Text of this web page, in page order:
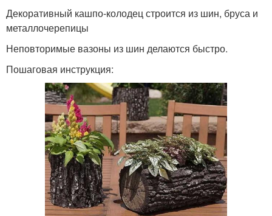
Декоративный кашпо-колодец строится из шин, бруса и
металлочерепицы
Неповторимые вазоны из шин делаются быстро.
Пошаговая инструкция: